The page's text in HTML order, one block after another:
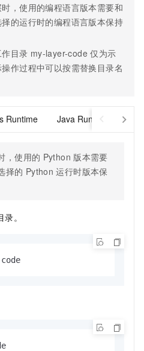
，使用的编程语言版本需要和
的运行时的编程语言版本保持
目录 my-layer-code 仅为示
作过程中可以按需替换目录名
Runtime Java Runtime
，使用的 Python 版本需要
择的 Python 运行时版本保
。